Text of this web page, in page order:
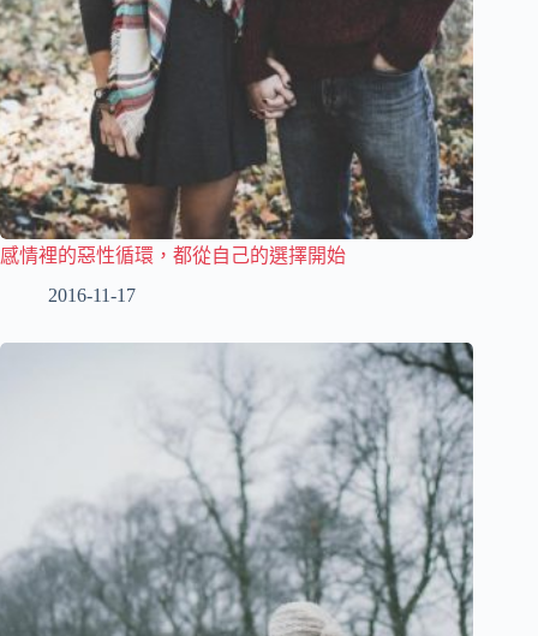
感情裡的惡性循環，都從自己的選擇開始
2016-11-17